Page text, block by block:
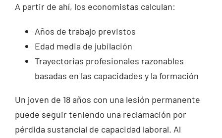
A partir de ahí, los economistas calculan:
Años de trabajo previstos
Edad media de jubilación
Trayectorias profesionales razonables
basadas en las capacidades y la formación
Un joven de 18 años con una lesión permanente
puede seguir teniendo una reclamación por
pérdida sustancial de capacidad laboral. Al